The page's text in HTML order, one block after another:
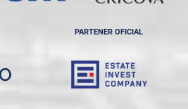
PARTENER OFICIAL